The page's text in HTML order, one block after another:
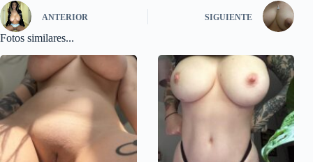
ANTERIOR SIGUIENTE
Fotos similares...